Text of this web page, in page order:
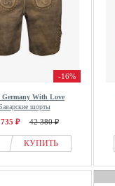
-16%
Germany With Love
шорты
₽ 42 380 ₽
КУПИТЬ